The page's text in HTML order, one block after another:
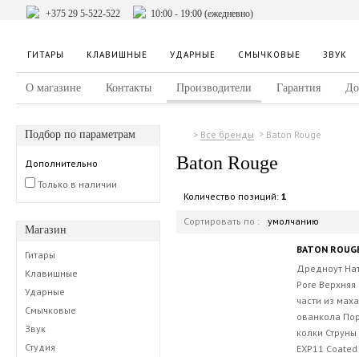
+375 29 5-522-522 10:00 - 19:00 (ежедневно)
ГИТАРЫ КЛАВИШНЫЕ УДАРНЫЕ СМЫЧКОВЫЕ ЗВУК
О магазине Контакты Производители Гарантия
Подбор по параметрам
Дополнительно
Только в наличии
Магазин
Гитары
Клавишные
Ударные
Смычковые
Звук
Студия
Все бренды Baton Rouge
Baton Rouge
Количество позиций: 1
Сортировать по : умолчанию
BATON
Дредноут
Pore
части из
ованкола
колки
EXP11